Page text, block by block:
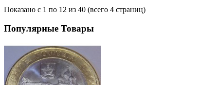
Показано с 1 по 12 из 40 (всего 4 страниц)
Популярные Товары